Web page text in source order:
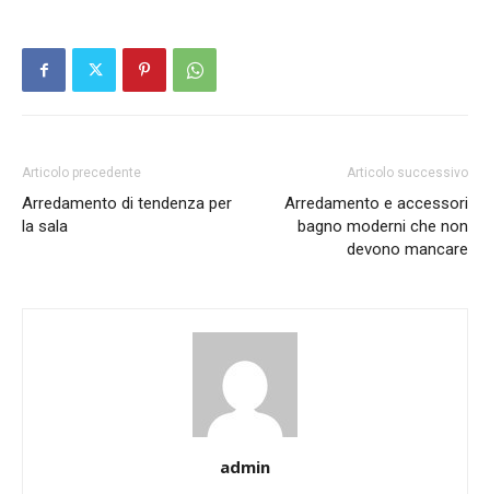
Articolo precedente
Arredamento di tendenza per
la sala
Articolo successivo
Arredamento e accessori
bagno moderni che non
devono mancare
admin